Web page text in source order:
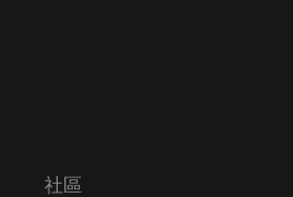
社區